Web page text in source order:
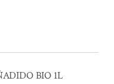
BIO 1L